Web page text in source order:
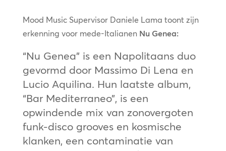
Mood Music Supervisor Daniele Lama toont zijn
erkenning voor mede-Italianen Nu Genea:
“Nu Genea” is een Napolitaans duo
gevormd door Massimo Di Lena en
Lucio Aquilina. Hun laatste album,
“Bar Mediterraneo”, is een
opwindende mix van zonovergoten
funk-disco grooves en kosmische
klanken, een contaminatie van